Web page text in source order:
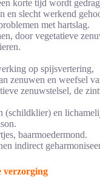
korte tijd wordt
en slecht werkend
met hartslag.
door vegetatieve
op spijsvertering,
zenuwen en weefsel
zenuwstelsel, de
(schildklier) en
baarmoedermond.
indirect
verzorging